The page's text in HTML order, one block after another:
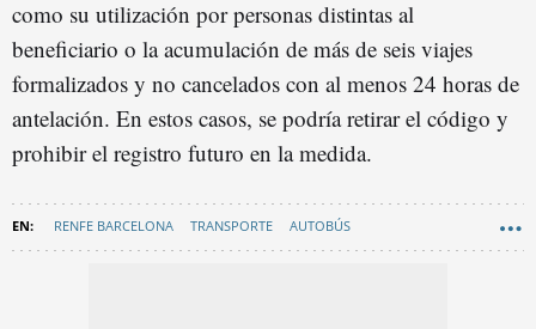
como su utilización por personas distintas al
beneficiario o la acumulación de más de seis viajes
formalizados y no cancelados con al menos 24 horas de
antelación. En estos casos, se podría retirar el código y
prohibir el registro futuro en la medida.
RENFE BARCELONA TRANSPORTE AUTOBÚS